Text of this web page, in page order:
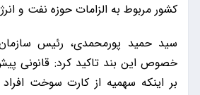
کشور مربوط به الزامات حوزه نفت و
سید حمید پورمحمدی، رئیس
خصوص این بند تاکید کرد: قانونی
بر اینکه سهمیه از کارت سوخت